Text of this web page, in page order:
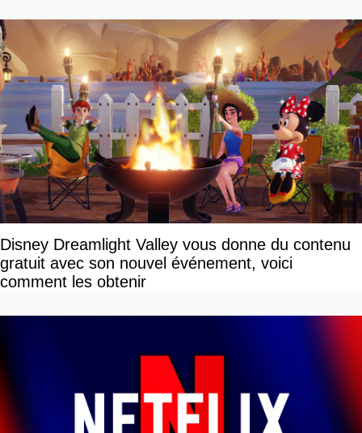
Disney Dreamlight Valley vous donne du contenu
gratuit avec son nouvel événement, voici
comment les obtenir